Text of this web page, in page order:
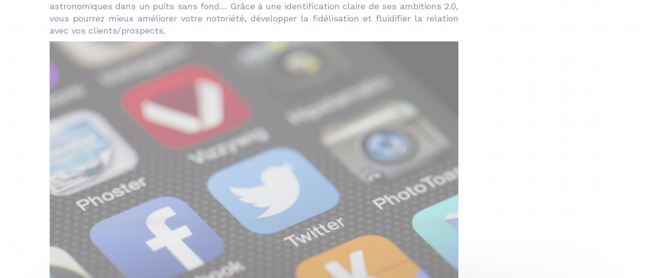
astronomiques dans un puits sans fond… Grâce à une identification claire de ses ambitions 2.0,
vous pourrez mieux améliorer votre notoriété, développer la fidélisation et fluidifier la relation
avec vos clients/prospects.